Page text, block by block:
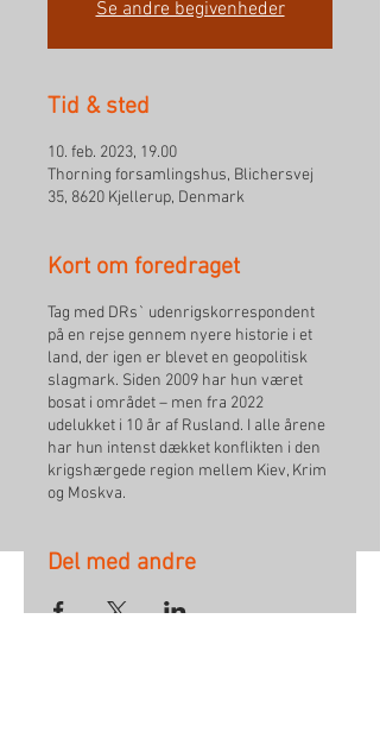
Se andre begivenheder
Tid & sted
10. feb. 2023, 19.00
Thorning forsamlingshus, Blichersvej
35, 8620 Kjellerup, Denmark
Kort om foredraget
Tag med DRs` udenrigskorrespondent
på en rejse gennem nyere historie i et
land, der igen er blevet en geopolitisk
slagmark. Siden 2009 har hun været
bosat i området – men fra 2022
udelukket i 10 år af Rusland. I alle årene
har hun intenst dækket konflikten i den
krigshærgede region mellem Kiev, Krim
og Moskva.
Del med andre